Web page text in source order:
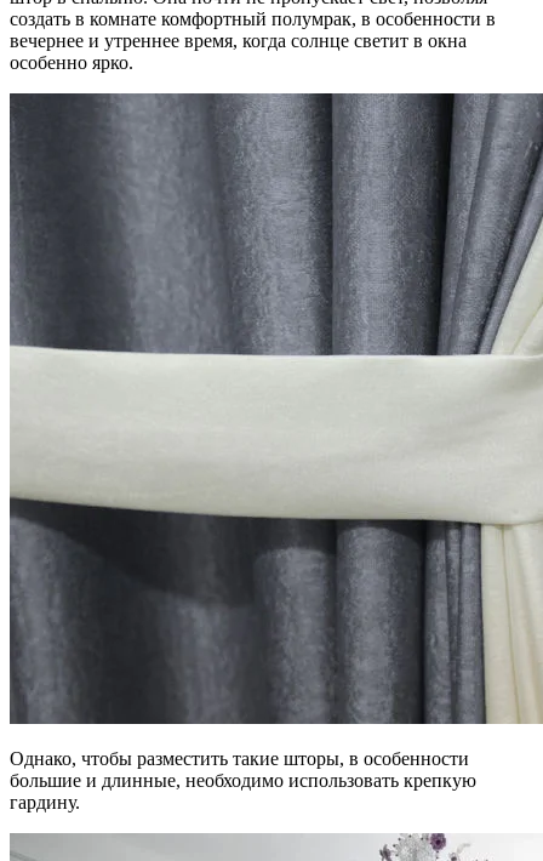
создать в комнате комфортный полумрак, в особенности в
вечернее и утреннее время, когда солнце светит в окна
особенно ярко.
Однако, чтобы разместить такие шторы, в особенности
большие и длинные, необходимо использовать крепкую
гардину.